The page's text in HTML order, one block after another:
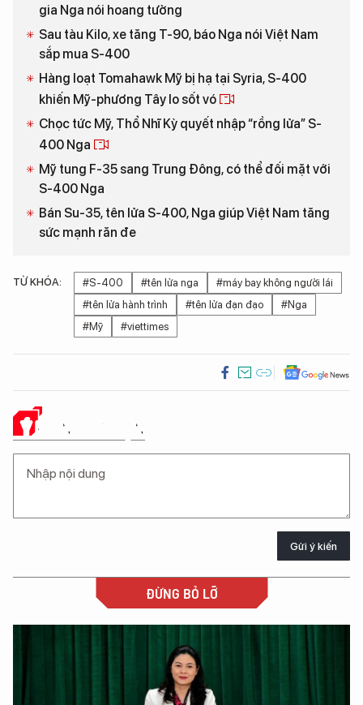
gia Nga nói hoang tưởng
Sau tàu Kilo, xe tăng T-90, báo Nga nói Việt Nam
sắp mua S-400
Hàng loạt Tomahawk Mỹ bị hạ tại Syria, S-400
khiến Mỹ-phương Tây lo sốt vó
Chọc tức Mỹ, Thổ Nhĩ Kỳ quyết nhập “rồng lửa” S-
400 Nga
Mỹ tung F-35 sang Trung Đông, có thể đối mặt với
S-400 Nga
Bán Su-35, tên lửa S-400, Nga giúp Việt Nam tăng
sức mạnh răn đe
TỪ KHÓA: #S-400 #tên lửa nga
#máy bay không người lái
#tên lửa hành trình
#tên lửa đạn đạo
#Nga
#Mỹ
#viettimes
Ý KIẾN CỦA BẠN
Gửi ý kiến
ĐỪNG BỎ LỠ